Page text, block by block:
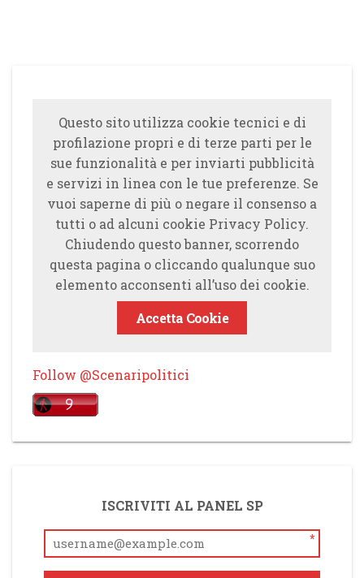
Questo sito utilizza cookie tecnici e di
profilazione propri e di terze parti per le
sue funzionalità e per inviarti pubblicità
e servizi in linea con le tue preferenze. Se
vuoi saperne di più o negare il consenso a
tutti o ad alcuni cookie Privacy Policy.
Chiudendo questo banner, scorrendo
questa pagina o cliccando qualunque suo
elemento acconsenti all’uso dei cookie.
Accetta Cookie
Follow @Scenaripolitici
ISCRIVITI AL PANEL SP
*